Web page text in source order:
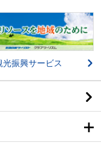
光振興サービス